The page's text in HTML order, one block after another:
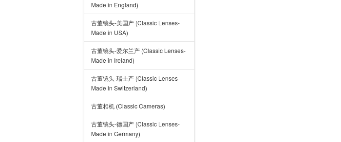
Made in England)
古董镜头-美国产 (Classic Lenses-
Made in USA)
古董镜头-爱尔兰产 (Classic Lenses-
Made in Ireland)
古董镜头-瑞士产 (Classic Lenses-
Made in Switzerland)
古董相机 (Classic Cameras)
古董镜头-德国产 (Classic Lenses-
Made in Germany)